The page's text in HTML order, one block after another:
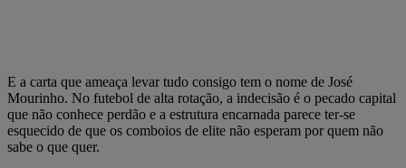
E a carta que ameaça levar tudo consigo tem o nome de José
Mourinho. No futebol de alta rotação, a indecisão é o pecado capital
que não conhece perdão e a estrutura encarnada parece ter-se
esquecido de que os comboios de elite não esperam por quem não
sabe o que quer.